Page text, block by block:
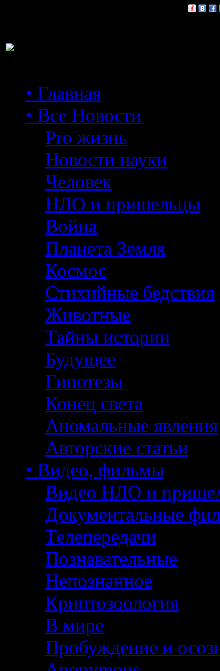
• Главная
• Все Новости
Pro жизнь
Новости науки
Человек
НЛО и пришельцы
Война
Планета Земля
Космос
Стихийные бедствия
Животные
Тайны истории
Будущее
Гипотезы
Конец света
Аномальные явления
Авторские статьи
• Видео, фильмы
Видео НЛО и
Документальные
Телепередачи
Познавательные
Непознанное
Криптозоология
В мире
Пробуждение и